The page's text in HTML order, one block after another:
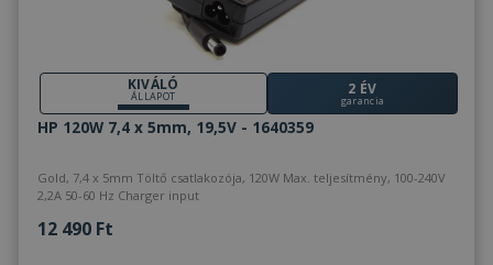
KIVÁLÓ
ÁLLAPOT 2 ÉV
garancia
HP 120W 7,4 x 5mm, 19,5V - 1640359
Gold, 7,4 x 5mm Töltő csatlakozója, 120W Max. teljesítmény, 100-240V
2,2A 50-60 Hz Charger input
12 490 Ft